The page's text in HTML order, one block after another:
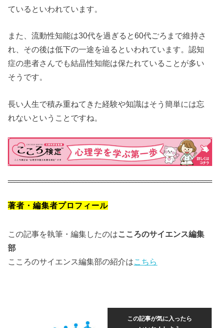
ているといわれています。
また、流動性知能は30代を過ぎると60代ごろまで維持さ
れ、その後は低下の一途を辿るといわれています。認知
症の患者さんでも結晶性知能は保たれていることが多い
そうです。
長い人生で積み重ねてきた経験や知識はそう簡単には忘
れないということですね。
著者・編集者プロフィール
この記事を執筆・編集したのはこころのサイエンス編集
部
こころのサイエンス編集部の紹介は こちら
この記事が気に入ったら